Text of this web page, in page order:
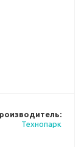
Технопарк